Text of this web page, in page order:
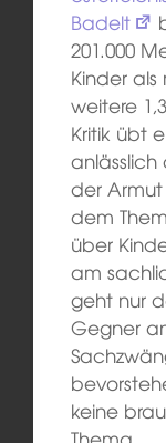
Badelt
201.000
Kinder
weitere
Kritik übt
anlässlich
der
dem
über
am
geht nur
Gegner
keine